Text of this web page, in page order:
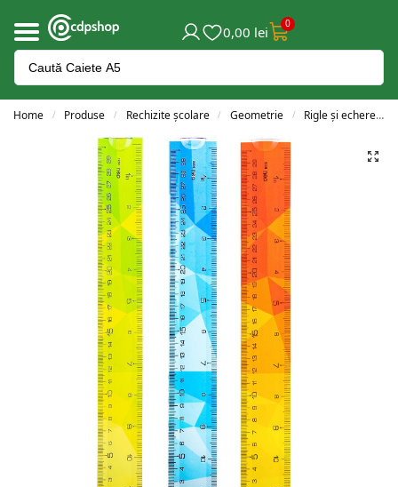
0,00 lei 0
Home / Produse / Rechizite școlare / Geometrie / Rigle și echere